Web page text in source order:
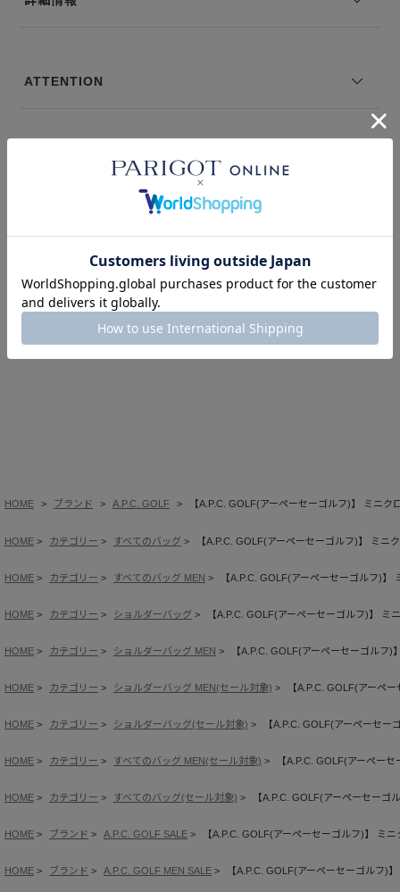
ATTENTION
HOME ブランド A.P.C. GOLF 【A.P.C. GOLF(アーペーセーゴルフ)】 ミニク
HOME カテゴリー すべてのバッグ 【A.P.C. GOLF(アーペーセーゴルフ)】 ミニ
HOME カテゴリー すべてのバッグ MEN 【A.P.C. GOLF(アーペーセーゴルフ)】
HOME カテゴリー ショルダーバッグ 【A.P.C. GOLF(アーペーセーゴルフ)】 ミ
HOME カテゴリー ショルダーバッグ MEN 【A.P.C. GOLF(アーペーセーゴルフ)
HOME カテゴリー ショルダーバッグ MEN(セール対象) 【A.P.C. GOLF(アーペ
HOME カテゴリー ショルダーバッグ(セール対象) 【A.P.C. GOLF(アーペーセー
HOME カテゴリー すべてのバッグ MEN(セール対象) 【A.P.C. GOLF(アーペー
HOME カテゴリー すべてのバッグ(セール対象) 【A.P.C. GOLF(アーペーセーゴ
HOME ブランド A.P.C. GOLF SALE 【A.P.C. GOLF(アーペーセーゴルフ)】 ミ
HOME ブランド A.P.C. GOLF MEN SALE 【A.P.C. GOLF(アーペーセーゴルフ)